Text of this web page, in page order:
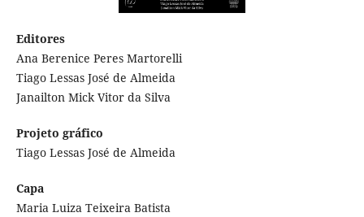
Editores
Ana Berenice Peres Martorelli
Tiago Lessas José de Almeida
Janailton Mick Vitor da Silva
Projeto gráfico
Tiago Lessas José de Almeida
Capa
Maria Luiza Teixeira Batista